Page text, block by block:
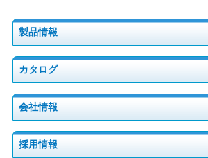
製品情報
カタログ
会社情報
採用情報